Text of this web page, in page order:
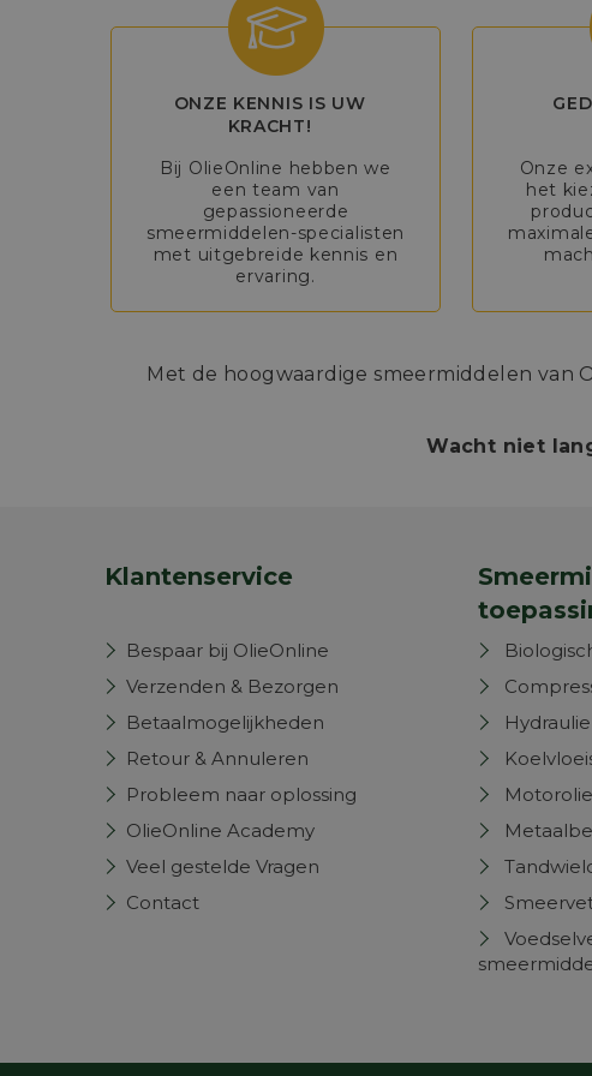
ONZE KENNIS IS UW
KRACHT!
Bij OlieOnline hebben we
een team van
gepassioneerde
smeermiddelen-specialisten
met uitgebreide kennis en
ervaring.
Onze
het
Met de hoogwaardige smeermiddelen
Wacht niet
Klantenservice
Bespaar bij OlieOnline
Verzenden & Bezorgen
Betaalmogelijkheden
Retour & Annuleren
Probleem naar oplossing
OlieOnline Academy
Veel gestelde Vragen
Contact
Motorolie